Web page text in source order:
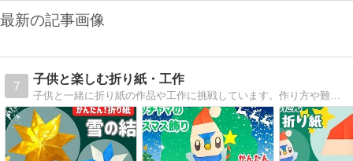
最新の記事画像
7
子供と楽しむ折り紙・工作
子供と一緒に折り紙の作品や工作に挑戦しています。作り方や難しかったポイントなども載せています。参考になったら嬉しいです！